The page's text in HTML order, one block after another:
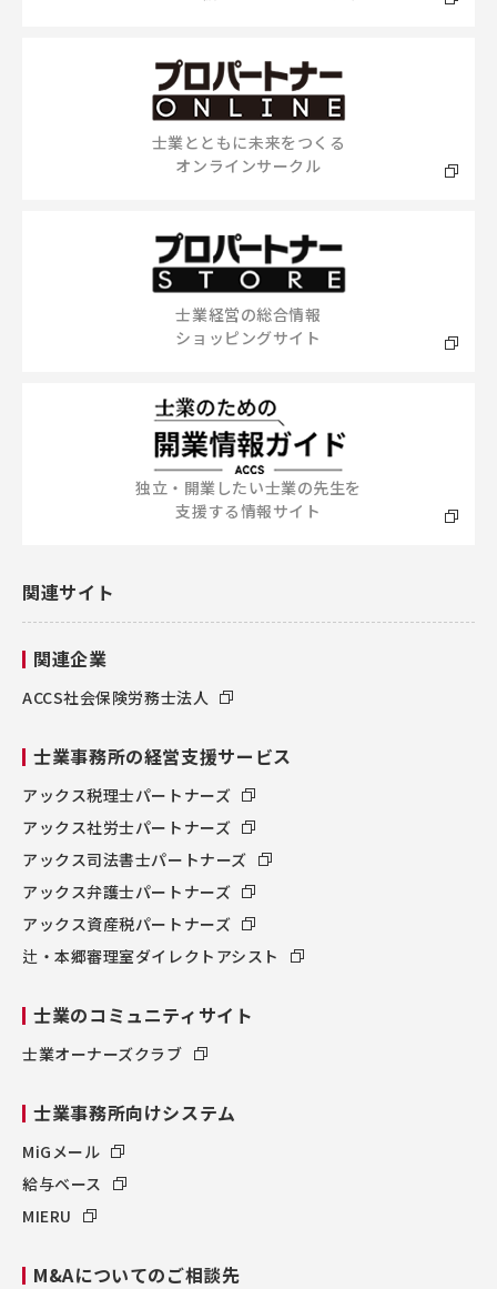
士業とともに未来をつくる
オンラインサークル
士業経営の総合情報
ショッピングサイト
独立・開業したい士業の先生を
支援する情報サイト
関連サイト
関連企業
ACCS社会保険労務士法人
士業事務所の経営支援サービス
アックス税理士パートナーズ
アックス社労士パートナーズ
アックス司法書士パートナーズ
アックス弁護士パートナーズ
アックス資産税パートナーズ
辻・本郷審理室ダイレクトアシスト
士業のコミュニティサイト
士業オーナーズクラブ
士業事務所向けシステム
MiGメール
給与ベース
MIERU
M&Aについてのご相談先